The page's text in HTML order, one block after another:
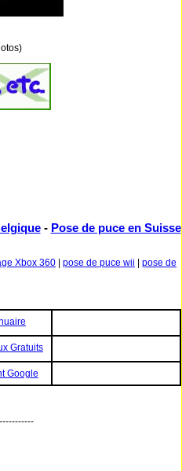
- Pose de puce en Suisse
Xbox 360 pose de puce wii
pose de
Google